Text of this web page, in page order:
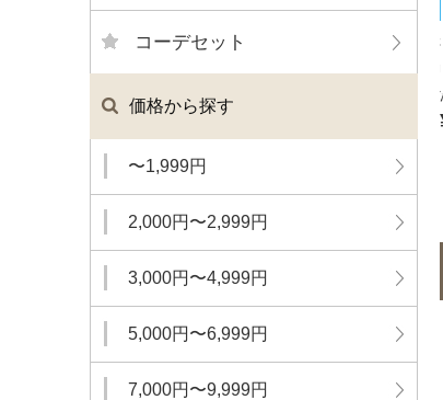
コーデセット
価格から探す
〜1,999円
2,000円〜2,999円
3,000円〜4,999円
5,000円〜6,999円
7,000円〜9,999円